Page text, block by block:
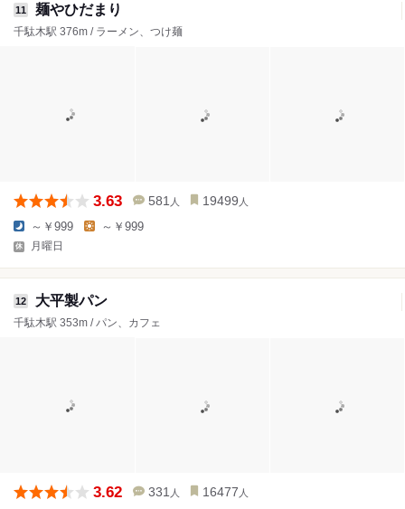
11 麺やひだまり
千駄木駅 376m / ラーメン、つけ麺
3.63 581 人 19499 人
～￥999 ～￥999
月曜日
12 大平製パン
千駄木駅 353m / パン、カフェ
3.62 331 人 16477 人